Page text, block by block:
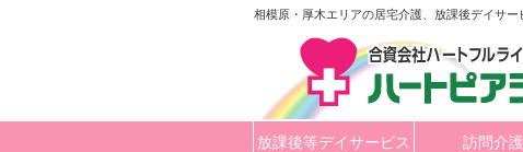
相模原・厚木エリアの居宅介護、放課後デイサ
放課後等デイサービス 訪問介護